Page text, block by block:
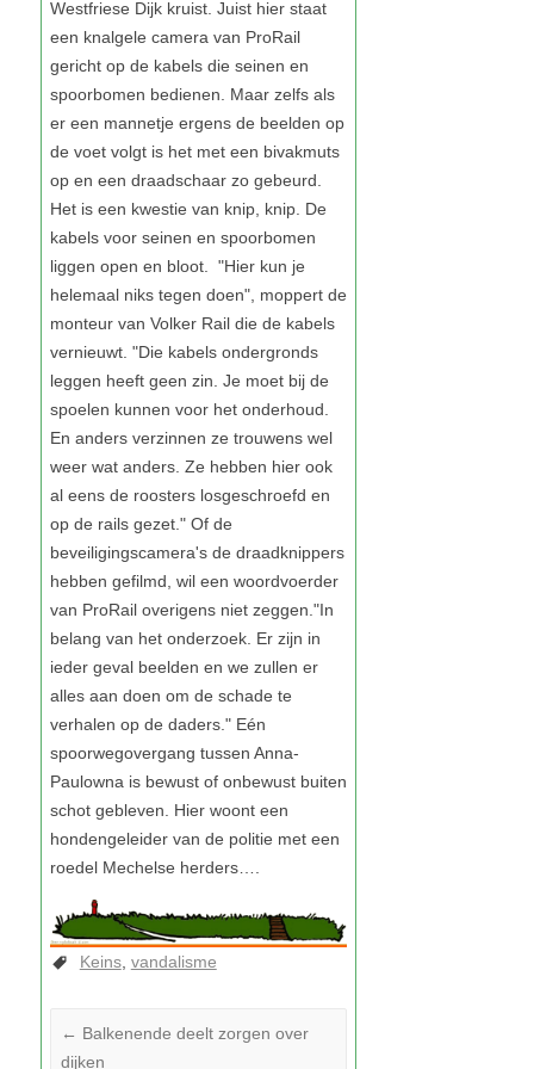
Keins vandalisme
← Balkenende deelt zorgen over
dijken